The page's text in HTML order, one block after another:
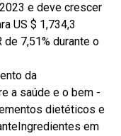
e deve crescer
US $ 1,734,3
7,51% durante o
da
a saúde e o bem -
dietéticos e
Ingredientes em